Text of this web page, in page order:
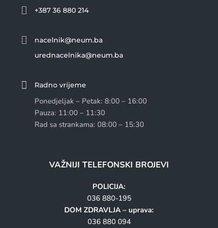
 +387 36 880 214

nacelnik@neum.ba
urednacelnika@neum.ba
 Radno vrijeme
Ponedjeljak – Petak: 8:00 – 16:00
Pauza: 11:00 – 11:30
Rad sa strankama: 08:00 – 15:30
VAŽNIJI TELEFONSKI BROJEVI
POLICIJA:
036 880-195
DOM ZDRAVLJA – uprava:
036 880 094